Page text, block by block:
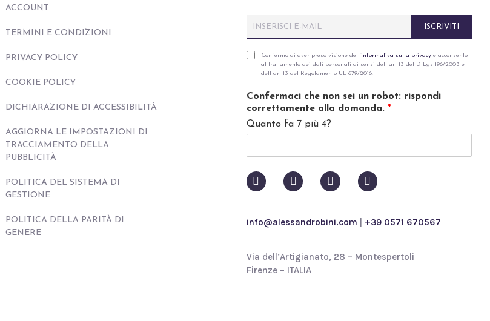
ACCOUNT
TERMINI E CONDIZIONI
PRIVACY POLICY
COOKIE POLICY
DICHIARAZIONE DI ACCESSIBILITÀ
AGGIORNA LE IMPOSTAZIONI DI
TRACCIAMENTO DELLA
PUBBLICITÀ
POLITICA DEL SISTEMA DI
GESTIONE
POLITICA DELLA PARITÀ DI
GENERE
m
iP
v
a
y
i
c
Confermo di aver preso visione dell’informativa sulla privacye acconsento
al trattamento dei dati personali ai sensi dell art 13 del D Lgs 196/2003 e
dell art 13 del Regolamento UE 679/2016.
Confermaci che non sei un robot: rispondi
correttamente alla domanda. *
Quanto fa 7 più 4?
ISCRIVITI
info@alessandrobini.com +39 0571 670567
Via dell’Artigianato, 28 – Montespertoli
Firenze – ITALIA